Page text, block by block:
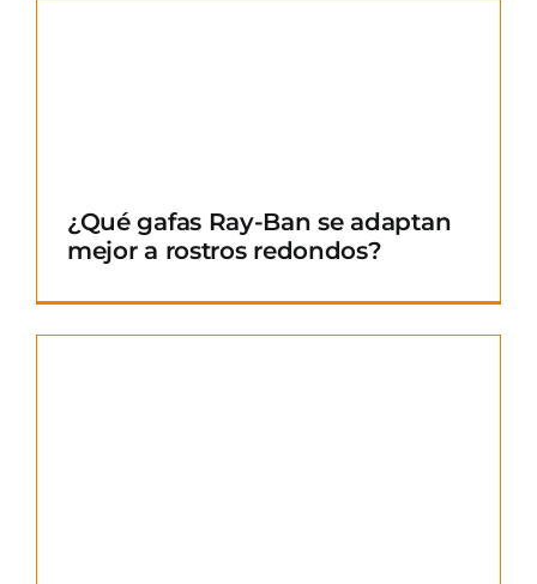
¿Qué gafas Ray-Ban se adaptan
mejor a rostros redondos?